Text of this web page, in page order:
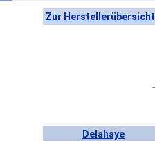
Zur Herstellerübersicht
Delahaye